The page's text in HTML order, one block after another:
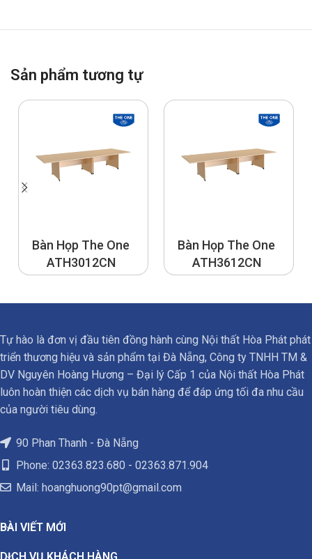
Sản phẩm tương tự
Bàn Họp The One
ATH3012CN
Bàn Họp The One
ATH3612CN
Tự hào là đơn vị đầu tiên đồng hành cùng Nội thất Hòa Phát phát
triển thương hiệu và sản phẩm tại Đà Nẵng, Công ty TNHH TM &
DV Nguyên Hoàng Hương – Đại lý Cấp 1 của Nội thất Hòa Phát
luôn hoàn thiện các dịch vụ bán hàng để đáp ứng tối đa nhu cầu
của người tiêu dùng.
90 Phan Thanh - Đà Nẵng
Phone: 02363.823.680 - 02363.871.904
Mail: hoanghuong90pt@gmail.com
BÀI VIẾT MỚI